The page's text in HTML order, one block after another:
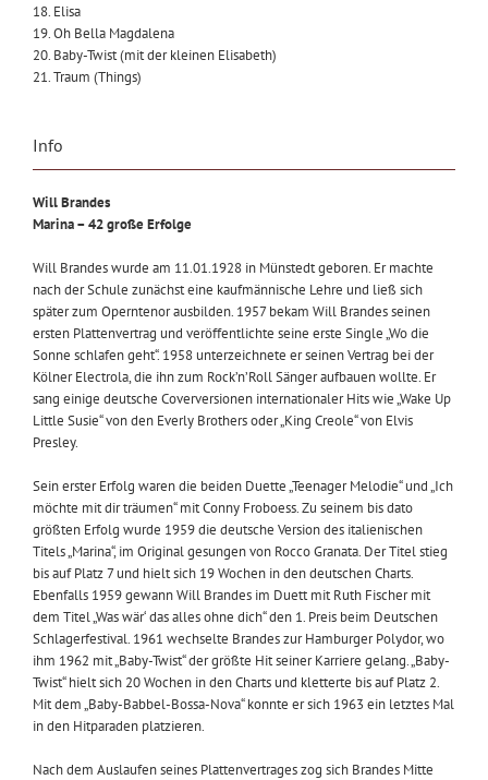
18. Elisa
19. Oh Bella Magdalena
20. Baby-Twist (mit der kleinen Elisabeth)
21. Traum (Things)
Info
Will Brandes
Marina – 42 große Erfolge
Will Brandes wurde am 11.01.1928 in Münstedt geboren. Er machte
nach der Schule zunächst eine kaufmännische Lehre und ließ sich
später zum Operntenor ausbilden. 1957 bekam Will Brandes seinen
ersten Plattenvertrag und veröffentlichte seine erste Single „Wo die
Sonne schlafen geht“. 1958 unterzeichnete er seinen Vertrag bei der
Kölner Electrola, die ihn zum Rock’n’Roll Sänger aufbauen wollte. Er
sang einige deutsche Coverversionen internationaler Hits wie „Wake Up
Little Susie“ von den Everly Brothers oder „King Creole“ von Elvis
Presley.
Sein erster Erfolg waren die beiden Duette „Teenager Melodie“ und „Ich
möchte mit dir träumen“ mit Conny Froboess. Zu seinem bis dato
größten Erfolg wurde 1959 die deutsche Version des italienischen
Titels „Marina“, im Original gesungen von Rocco Granata. Der Titel stieg
bis auf Platz 7 und hielt sich 19 Wochen in den deutschen Charts.
Ebenfalls 1959 gewann Will Brandes im Duett mit Ruth Fischer mit
dem Titel „Was wär‘ das alles ohne dich“ den 1. Preis beim Deutschen
Schlagerfestival. 1961 wechselte Brandes zur Hamburger Polydor, wo
ihm 1962 mit „Baby-Twist“ der größte Hit seiner Karriere gelang. „Baby-
Twist“ hielt sich 20 Wochen in den Charts und kletterte bis auf Platz 2.
Mit dem „Baby-Babbel-Bossa-Nova“ konnte er sich 1963 ein letztes Mal
in den Hitparaden platzieren.
Nach dem Auslaufen seines Plattenvertrages zog sich Brandes Mitte